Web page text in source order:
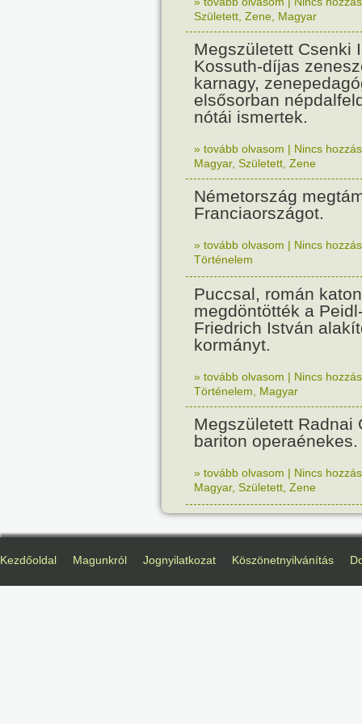
Született Zene Magyar
Megszületett Csenki
Kossuth-díjas
karnagy,
elsősorban
nótái ismertek.
» tovább olvasom | Nincs
Magyar, Született Zene
Németország
Franciaországot.
» tovább olvasom | Nincs
Történelem
Puccsal, román
megdöntötték a
Friedrich István
kormányt.
» tovább olvasom | Nincs
Történelem
Magyar
Megszületett Radnai
bariton operaénekes.
» tovább olvasom | Nincs
Magyar, Született Zene
Kezdőoldal Magunkról Jognyilatkozat Köszönetnyilvánítás